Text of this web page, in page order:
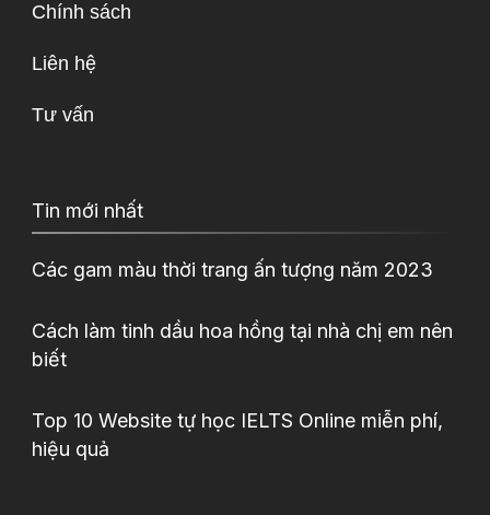
Chính sách
Liên hệ
Tư vấn
Tin mới nhất
Các gam màu thời trang ấn tượng năm 2023
Cách làm tinh dầu hoa hồng tại nhà chị em nên
biết
Top 10 Website tự học IELTS Online miễn phí,
hiệu quả